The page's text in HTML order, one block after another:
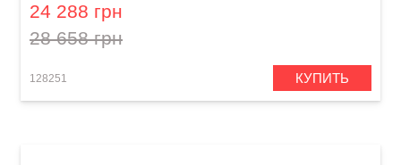
24 288 грн
28 658 грн
128251 КУПИТЬ